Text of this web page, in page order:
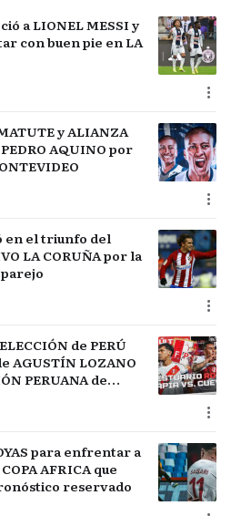
a LIONEL MESSI y
con buen pie en LA
y ALIANZA
AQUINO por
en el triunfo del
LA CORUÑA por la
parejo
de PERÚ
AGUSTÍN LOZANO
PERUANA de
para enfrentar a
AFRICA que
reservado